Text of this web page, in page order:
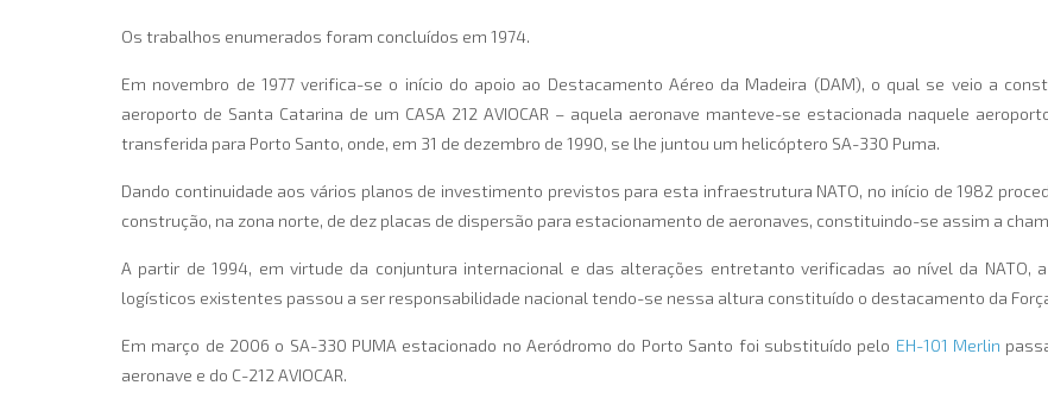
Os trabalhos enumerados foram concluídos em 1974.
Em novembro de 1977 verifica-se o início do apoio ao Destacamento Aéreo da Madeira (DAM), o qual se veio a
aeroporto de Santa Catarina de um CASA 212 AVIOCAR – aquela aeronave manteve-se estacionada naquele
transferida para Porto Santo, onde, em 31 de dezembro de 1990, se lhe juntou um helicóptero SA-330 Puma.
Dando continuidade aos vários planos de investimento previstos para esta infraestrutura NATO, no início de 1982
construção, na zona norte, de dez placas de dispersão para estacionamento de aeronaves, constituindo-se assim a
A partir de 1994, em virtude da conjuntura internacional e das alterações entretanto verificadas ao nível da
logísticos existentes passou a ser responsabilidade nacional tendo-se nessa altura constituído o destacamento da
Em março de 2006 o SA-330 PUMA estacionado no Aeródromo do Porto Santo foi substituído pelo EH-101 Merlin
aeronave e do C-212 AVIOCAR.